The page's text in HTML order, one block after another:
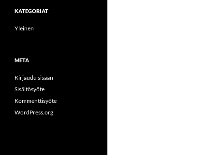
KATEGORIAT
Yleinen
META
Kirjaudu sisään
Sisältösyöte
Kommenttisyöte
WordPress.org